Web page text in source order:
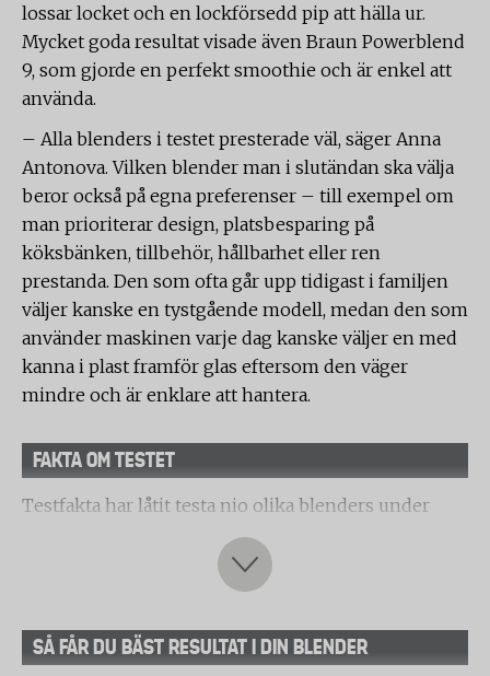
lossar locket och en lockförsedd pip att hälla ur.
Mycket goda resultat visade även Braun Powerblend
9, som gjorde en perfekt smoothie och är enkel att
använda.
– Alla blenders i testet presterade väl, säger Anna
Antonova. Vilken blender man i slutändan ska välja
beror också på egna preferenser – till exempel om
man prioriterar design, platsbesparing på
köksbänken, tillbehör, hållbarhet eller ren
prestanda. Den som ofta går upp tidigast i familjen
väljer kanske en tystgående modell, medan den som
använder maskinen varje dag kanske väljer en med
kanna i plast framför glas eftersom den väger
mindre och är enklare att hantera.
FAKTA OM TESTET
Testfakta har låtit testa nio olika blenders under
4000 kr med en kannstorlek mellan 1,4 liter och 2
liter. Följande produkter testades:
Laboratorietest:
SÅ FÅR DU BÄST RESULTAT I DIN BLENDER